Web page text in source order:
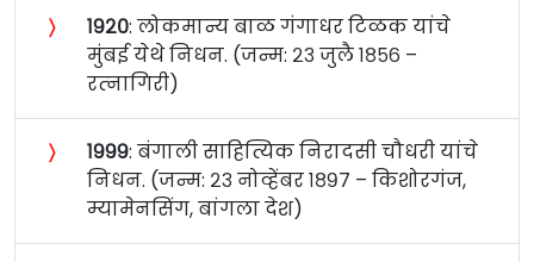
〉 १९२०: लोकमान्य बाळ गंगाधर टिळक यांचे
मुंबई येथे निधन. (जन्म: २३ जुलै १८५६ –
रत्‍नागिरी)
〉 १९९९: बंगाली साहित्यिक निरादसी चौधरी यांचे
निधन. (जन्म: २३ नोव्हेंबर १८९७ – किशोरगंज,
म्यामेनसिंग, बांगला देश)